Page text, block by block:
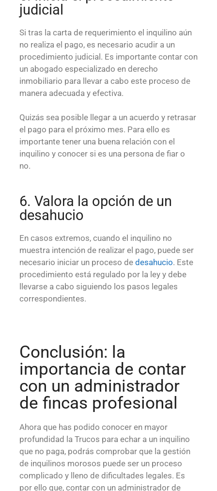
judicial
Si tras la carta de requerimiento el inquilino aún
no realiza el pago, es necesario acudir a un
procedimiento judicial. Es importante contar con
un abogado especializado en derecho
inmobiliario para llevar a cabo este proceso de
manera adecuada y efectiva.
Quizás sea posible llegar a un acuerdo y retrasar
el pago para el próximo mes. Para ello es
importante tener una buena relación con el
inquilino y conocer si es una persona de fiar o
no.
6. Valora la opción de un
desahucio
En casos extremos, cuando el inquilino no
muestra intención de realizar el pago, puede ser
necesario iniciar un proceso de desahucio. Este
procedimiento está regulado por la ley y debe
llevarse a cabo siguiendo los pasos legales
correspondientes.
Conclusión: la
importancia de contar
con un administrador
de fincas profesional
Ahora que has podido conocer en mayor
profundidad la Trucos para echar a un inquilino
que no paga, podrás comprobar que l a gestión
de inquilinos morosos puede ser un proceso
complicado y lleno de dificultades legales. Es
por ello que, contar con un administrador de